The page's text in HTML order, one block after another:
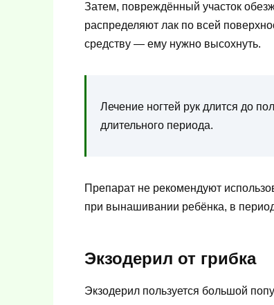
Затем, повреждённый участок
распределяют лак по всей
средству — ему нужно высохнуть.
Лечение ногтей рук длится до
длительного периода.
Препарат не рекомендуют
при вынашивании ребёнка, в
Экзодерил от грибка
Экзодерил пользуется большой